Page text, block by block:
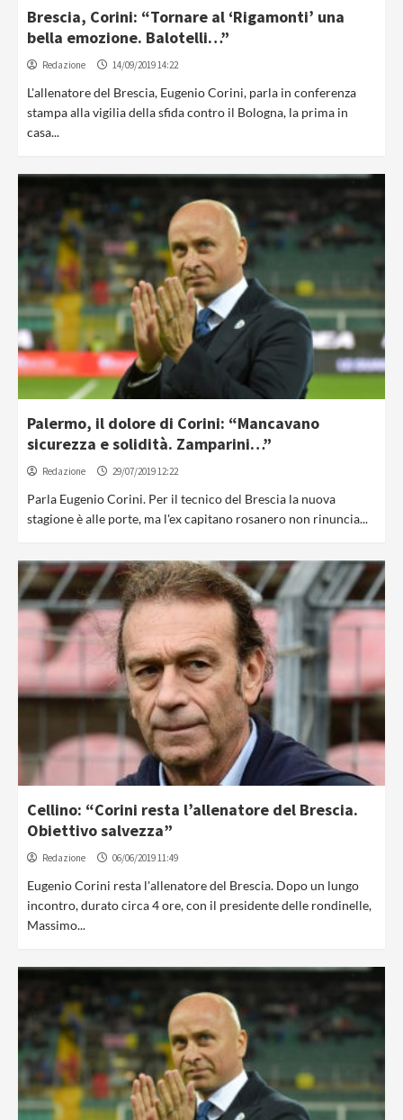
Brescia, Corini: “Tornare al ‘Rigamonti’ una
bella emozione. Balotelli…”
Redazione 14/09/2019 14:22
L'allenatore del Brescia, Eugenio Corini, parla in conferenza
stampa alla vigilia della sfida contro il Bologna, la prima in
casa...
Palermo, il dolore di Corini: “Mancavano
sicurezza e solidità. Zamparini…”
Redazione 29/07/2019 12:22
Parla Eugenio Corini. Per il tecnico del Brescia la nuova
stagione è alle porte, ma l'ex capitano rosanero non rinuncia...
Cellino: “Corini resta l’allenatore del Brescia.
Obiettivo salvezza”
Redazione 06/06/2019 11:49
Eugenio Corini resta l'allenatore del Brescia. Dopo un lungo
incontro, durato circa 4 ore, con il presidente delle rondinelle,
Massimo...